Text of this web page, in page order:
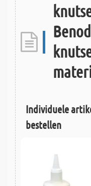
Individuele
bestellen